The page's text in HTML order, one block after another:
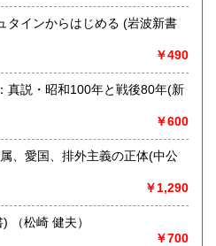
でなくCD、DVD、レコード、
であらゆるものの買い取りがで
にお伺いいたします。お気軽
自然科学、美術工芸、趣味、外
インからはじめる (岩波新書
￥490
真説・昭和100年と戦後80年(新
￥600
、愛国、排外主義の正体(中公
￥1,290
アカデミー賞入門 (角川新書) （松崎 健夫）
￥700